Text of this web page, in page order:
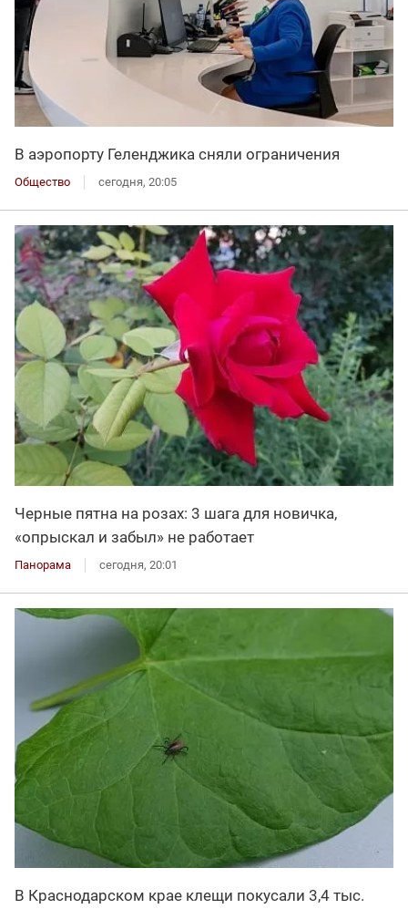
В аэропорту Геленджика сняли ограничения
Общество сегодня, 20:05
Черные пятна на розах: 3 шага для новичка,
«опрыскал и забыл» не работает
Панорама сегодня, 20:01
В Краснодарском крае клещи покусали 3,4 тыс.